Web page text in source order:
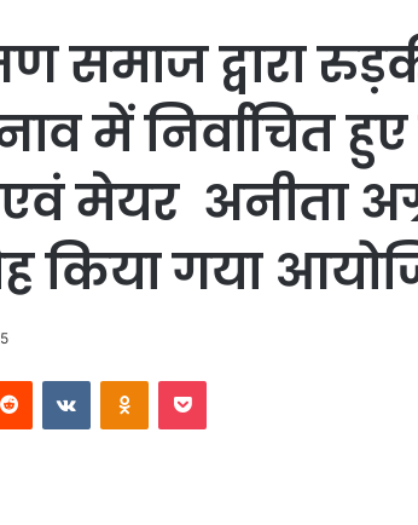
समाज द्वारा
में निर्वाचित
एवं मेयर अनीता
किया गया
Reddit VKontakteOdnoklassniki
Pocket